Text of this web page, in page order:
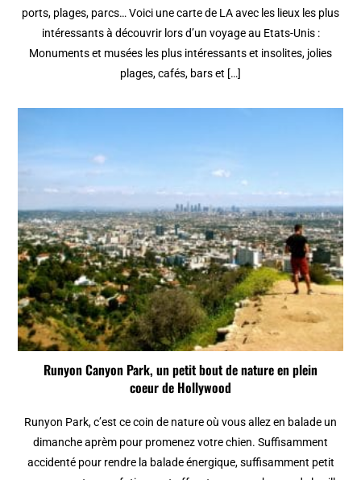
ports, plages, parcs… Voici une carte de LA avec les lieux les plus
intéressants à découvrir lors d’un voyage au Etats-Unis :
Monuments et musées les plus intéressants et insolites, jolies
plages, cafés, bars et […]
Runyon Canyon Park, un petit bout de nature en plein
coeur de Hollywood
Runyon Park, c’est ce coin de nature où vous allez en balade un
dimanche aprèm pour promenez votre chien. Suffisamment
accidenté pour rendre la balade énergique, suffisamment petit